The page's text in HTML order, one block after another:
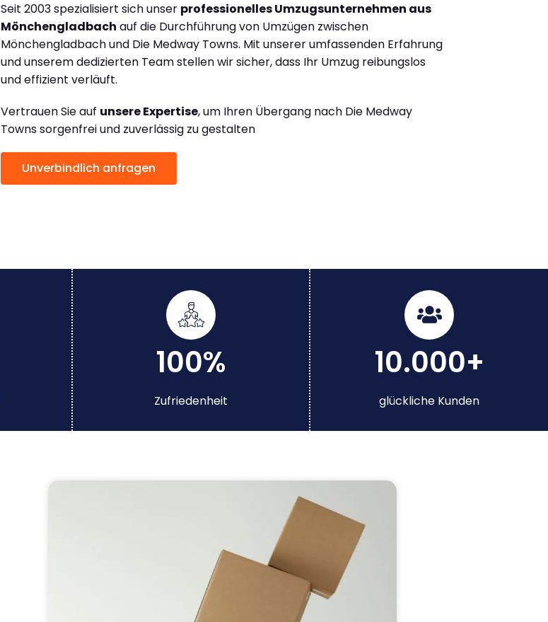
Seit 2003 spezialisiert sich unser professionelles Umzugsunternehmen aus
Mönchengladbach auf die Durchführung von Umzügen zwischen
Mönchengladbach und Die Medway Towns. Mit unserer umfassenden Erfahrung
und unserem dedizierten Team stellen wir sicher, dass Ihr Umzug reibungslos
und effizient verläuft.
Vertrauen Sie auf unsere Expertise, um Ihren Übergang nach Die Medway
Towns sorgenfrei und zuverlässig zu gestalten
Unverbindlich anfragen
100%
Zufriedenheit
10.000+
glückliche Kunden